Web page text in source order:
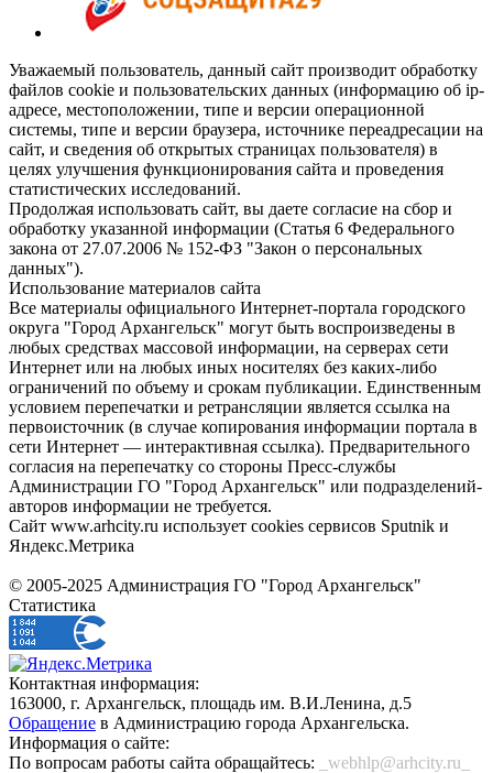
Уважаемый пользователь, данный сайт производит обработку
файлов cookie и пользовательских данных (информацию об ip-
адресе, местоположении, типе и версии операционной
системы, типе и версии браузера, источнике переадресации на
сайт, и сведения об открытых страницах пользователя) в
целях улучшения функционирования сайта и проведения
статистических исследований.
Продолжая использовать сайт, вы даете согласие на сбор и
обработку указанной информации (Статья 6 Федерального
закона от 27.07.2006 № 152-ФЗ "Закон о персональных
данных").
Использование материалов сайта
Все материалы официального Интернет-портала городского
округа "Город Архангельск" могут быть воспроизведены в
любых средствах массовой информации, на серверах сети
Интернет или на любых иных носителях без каких-либо
ограничений по объему и срокам публикации. Единственным
условием перепечатки и ретрансляции является ссылка на
первоисточник (в случае копирования информации портала в
сети Интернет — интерактивная ссылка). Предварительного
согласия на перепечатку со стороны Пресс-службы
Администрации ГО "Город Архангельск" или подразделений-
авторов информации не требуется.
Сайт www.arhcity.ru использует cookies сервисов Sputnik и
Яндекс.Метрика
© 2005-2025 Администрация ГО "Город Архангельск"
Статистика
Контактная информация:
163000, г. Архангельск, площадь им. В.И.Ленина, д.5
Обращение в Администрацию города Архангельска.
Информация о сайте:
По вопросам работы сайта обращайтесь:
_webhlp@arhcity.ru_